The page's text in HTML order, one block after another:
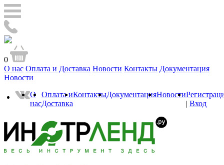
0
О нас Оплата и Доставка Новости Контакты Документация
Новости
О
нас
Оплата и
Доставка
КонтактыДокументацияНовости
| Вход